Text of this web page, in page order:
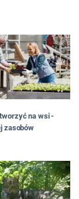
na wsi -
zasobów